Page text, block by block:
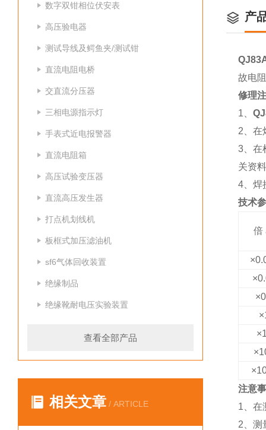
数字双钳相位伏安表
高压验电器
测试导线及鳄鱼夹/测试钳
直流电阻电桥
交直流分压器
三相电源指示灯
手表式近电报警器
直流电阻箱
高压试验变压器
直流高压发生器
打点机划线机
板框式加压滤油机
sf6气体回收装置
绝缘制品
绝缘靴耐电压实验装置
查看全部产品
相关文章 / ARTICLE
产
故电
修理
1、
2、在
3、在
关资
4、焊
技术
倍
注意
1、在
2、测